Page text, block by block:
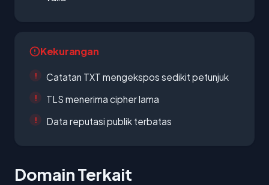
Kekurangan
Catatan TXT mengekspos sedikit petunjuk
TLS menerima cipher lama
Data reputasi publik terbatas
Domain Terkait